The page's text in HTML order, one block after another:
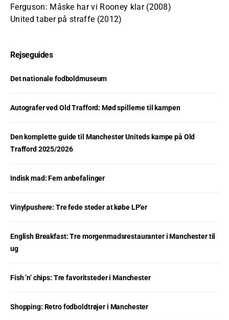
Ferguson: Måske har vi Rooney klar (2008)
United taber på straffe (2012)
Rejseguides
Det nationale fodboldmuseum
Autografer ved Old Trafford: Mød spillerne til kampen
Den komplette guide til Manchester Uniteds kampe på Old
Trafford 2025/2026
Indisk mad: Fem anbefalinger
Vinylpushere: Tre fede steder at købe LP’er
English Breakfast: Tre morgenmadsrestauranter i Manchester til
ug
Fish ’n’ chips: Tre favoritsteder i Manchester
Shopping: Retro fodboldtrøjer i Manchester